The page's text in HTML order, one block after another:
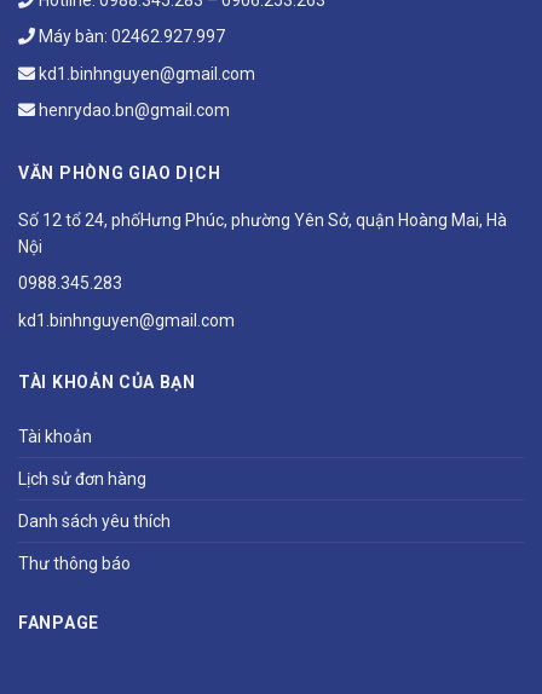
Máy bàn: 02462.927.997
kd1.binhnguyen@gmail.com
henrydao.bn@gmail.com
VĂN PHÒNG GIAO DỊCH
Số 12 tổ 24, phốHưng Phúc, phường Yên Sở, quận Hoàng Mai, Hà
Nội
0988.345.283
kd1.binhnguyen@gmail.com
TÀI KHOẢN CỦA BẠN
Tài khoản
Lịch sử đơn hàng
Danh sách yêu thích
Thư thông báo
FANPAGE